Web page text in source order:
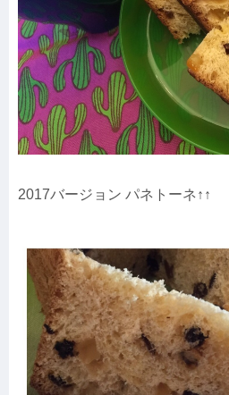
2017バージョン パネトーネ↑↑